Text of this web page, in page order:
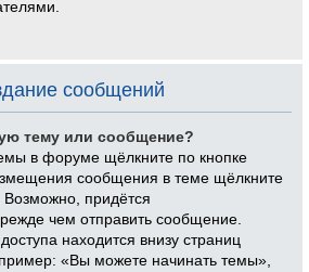
сообщений
тему или сообщение?
в форуме щёлкните по кнопке
сообщения в теме щёлкните
Возможно, придётся
чем отправить сообщение.
находится внизу страниц
«Вы можете начинать темы»,